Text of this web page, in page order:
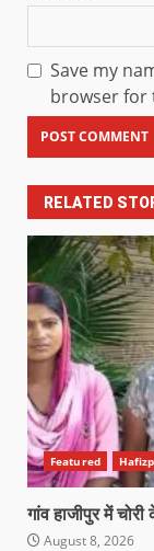
Save my
browser for
RELATED
Featured
गांव हाजीपुर में
August 8, 2026